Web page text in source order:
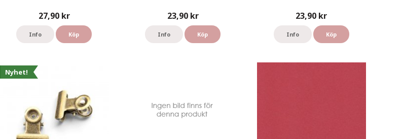
27,90 kr
Info Köp
23,90 kr
Info Köp
23,90 kr
Info Köp
Nyhet!